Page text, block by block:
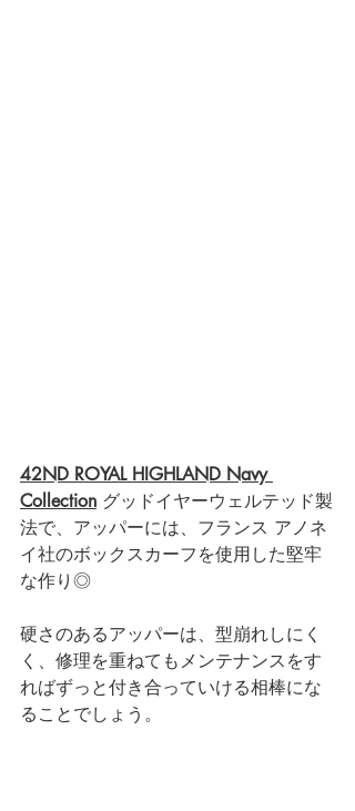
42ND ROYAL HIGHLAND Navy
Collection グッドイヤーウェルテッド製
法で、アッパーには、フランス アノネ
イ社のボックスカーフを使用した堅牢
な作り◎
硬さのあるアッパーは、型崩れしにく
く、修理を重ねてもメンテナンスをす
ればずっと付き合っていける相棒にな
ることでしょう。